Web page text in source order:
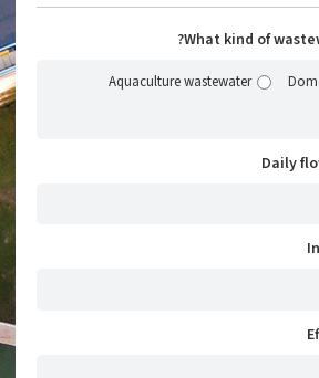
What kind of
Aquaculture wastewater
Daily